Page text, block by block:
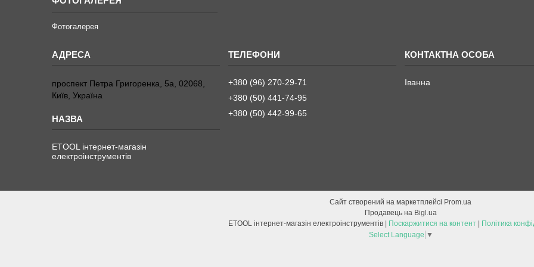
Фотогалерея
проспект Петра Григоренка, 5а, 02068,
Київ, Україна
ETOOL інтернет-магазін
електроінструментів
+380 (96) 270-29-71
+380 (50) 441-74-95
+380 (50) 442-99-65
Іванна
Сайт створений на маркетплейсі Prom.ua
Продавець на Bigl.ua
Поскаржитися на контент
Політика
Select Language ▼